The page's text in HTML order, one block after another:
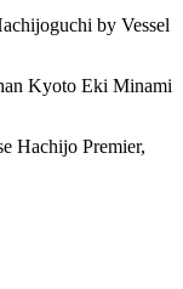
by Vessel
Kyoto Eki Minami
Hachijo Premier,